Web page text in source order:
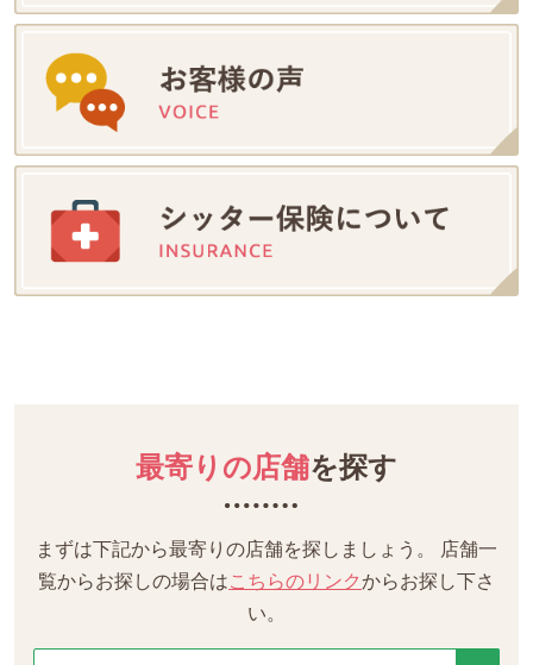
最寄りの店舗を探す
まずは下記から最寄りの店舗を探しましょう。
店舗一
覧からお探しの場合はこちらのリンクからお探し下さ
い。